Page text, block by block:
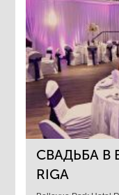
СВАДЬБА В
RIGA